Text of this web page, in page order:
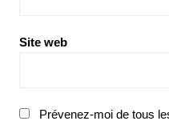
Site web
Prévenez-moi de tous